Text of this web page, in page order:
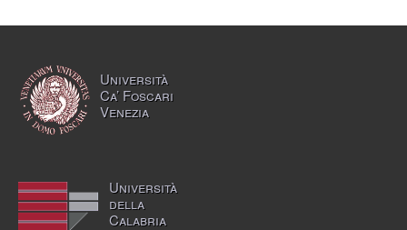
Università
Ca’ Foscari
Venezia
Università
della
Calabria